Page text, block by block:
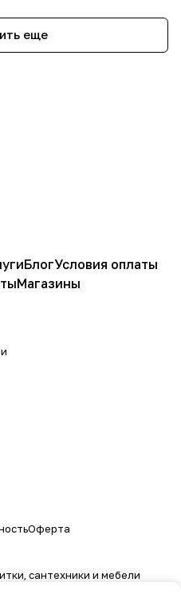
еще
БлогУсловия оплаты
Магазины
Оферта
сантехники и мебели